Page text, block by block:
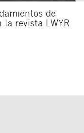
de
revista LWYR